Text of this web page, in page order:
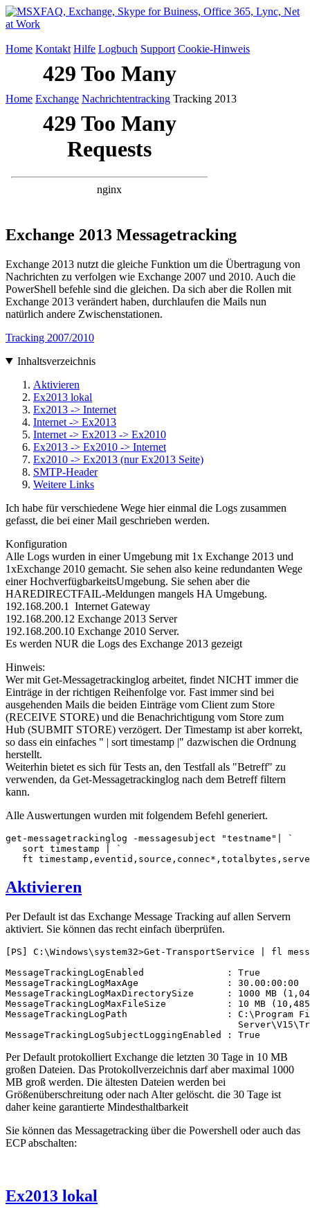
Home Kontakt Hilfe Logbuch Support Cookie-Hinweis
Home Exchange Nachrichtentracking Tracking 2013
Exchange 2013 Messagetracking
Exchange 2013 nutzt die gleiche Funktion um die Übertragung von
Nachrichten zu verfolgen wie Exchange 2007 und 2010. Auch die
PowerShell befehle sind die gleichen. Da sich aber die Rollen mit
Exchange 2013 verändert haben, durchlaufen die Mails nun
natürlich andere Zwischenstationen.
Tracking 2007/2010
Inhaltsverzeichnis
Aktivieren
Ex2013 lokal
Ex2013 -> Internet
Internet -> Ex2013
Internet -> Ex2013 -> Ex2010
Ex2013 -> Ex2010 -> Internet
Ex2010 -> Ex2013 (nur Ex2013 Seite)
SMTP-Header
Weitere Links
Ich habe für verschiedene Wege hier einmal die Logs zusammen
gefasst, die bei einer Mail geschrieben werden.
Konfiguration
Alle Logs wurden in einer Umgebung mit 1x Exchange 2013 und
1xExchange 2010 gemacht. Sie sehen also keine redundanten Wege
einer HochverfügbarkeitsUmgebung. Sie sehen aber die
HAREDIRECTFAIL-Meldungen mangels HA Umgebung.
192.168.200.1 Internet Gateway
192.168.200.12 Exchange 2013 Server
192.168.200.10 Exchange 2010 Server.
Es werden NUR die Logs des Exchange 2013 gezeigt
Hinweis:
Wer mit Get-Messagetrackinglog arbeitet, findet NICHT immer die
Einträge in der richtigen Reihenfolge vor. Fast immer sind bei
ausgehenden Mails die beiden Einträge vom Client zum Store
(RECEIVE STORE) und die Benachrichtigung vom Store zum
Hub (SUBMIT STORE) verzögert. Der Timestamp ist aber korrekt,
so dass ein einfaches " | sort timestamp |" dazwischen die Ordnung
herstellt.
Weiterhin bietet es sich für Tests an, den Testfall als "Betreff" zu
verwenden, da Get-Messagetrackinglog nach dem Betreff filtern
kann.
Alle Auswertungen wurden mit folgendem Befehl generiert.
get-messagetrackinglog -messagesubject "testname"| `
   sort timestamp | `
ft
Aktivieren
Per Default ist das Exchange Message Tracking auf allen Servern
aktiviert. Sie können das recht einfach überprüfen.
[PS] C:\Windows\system32>Get-TransportService | fl
MessageTrackingLogEnabled               : True
MessageTrackingLogMaxAge                : 30.00:00:00
MessageTrackingLogMaxDirectorySize      : 1000 MB
MessageTrackingLogMaxFileSize           : 10 MB
MessageTrackingLogPath                  : C:\Program
MessageTrackingLogSubjectLoggingEnabled : True
Per Default protokolliert Exchange die letzten 30 Tage in 10 MB
großen Dateien. Das Protokollverzeichnis darf aber maximal 1000
MB groß werden. Die ältesten Dateien werden bei
Größenüberschreitung oder nach Alter gelöscht. die 30 Tage ist
daher keine garantierte Mindesthaltbarkeit
Sie können das Messagetracking über die Powershell oder auch das
ECP abschalten:
Ex2013 lokal